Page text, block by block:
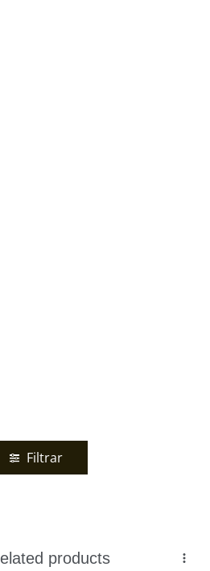
Filtrar